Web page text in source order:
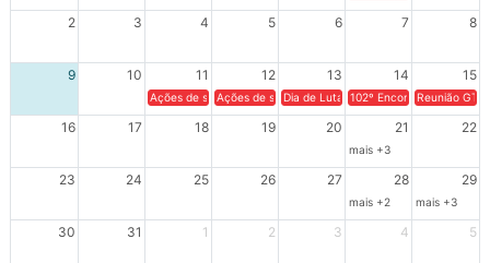
2 3 4 5 6 7 8
9 10 11 12 13 14 15
Ações de solidariedade a Cuba no Rio Grande do Sul - 100
Ações de solidariedade a Cuba no Rio Grande do
Dia de Luta em Defesa de Cuba e da
102º Encontro da
Reunião
16 17 18 19 20 21 22
mais +3
23 24 25 26 27 28 29
mais +2 mais +3
30 31 1 2 3 4 5